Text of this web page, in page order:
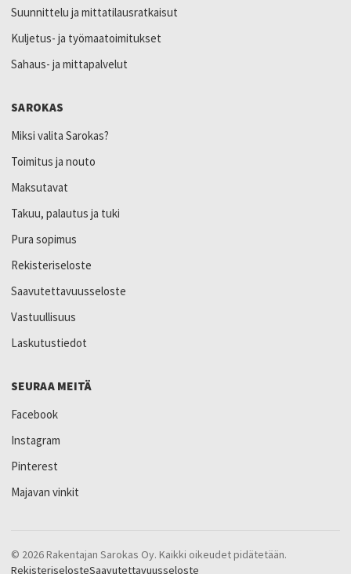
Suunnittelu ja mittatilausratkaisut
Kuljetus- ja työmaatoimitukset
Sahaus- ja mittapalvelut
SAROKAS
Miksi valita Sarokas?
Toimitus ja nouto
Maksutavat
Takuu, palautus ja tuki
Pura sopimus
Rekisteriseloste
Saavutettavuusseloste
Vastuullisuus
Laskutustiedot
SEURAA MEITÄ
Facebook
Instagram
Pinterest
Majavan vinkit
© 2026 Rakentajan Sarokas Oy. Kaikki oikeudet pidätetään.
RekisteriselosteSaavutettavuusseloste